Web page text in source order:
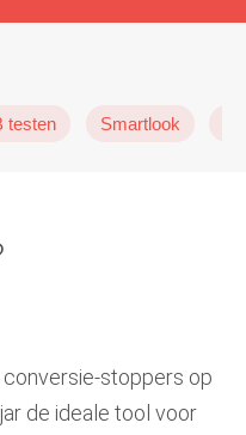
testen Smartlook
stoppers op
de ideale tool voor